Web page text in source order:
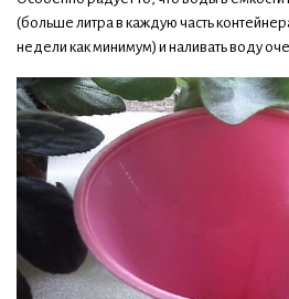
(больше литра в каждую часть
недели как минимум) и наливать воду